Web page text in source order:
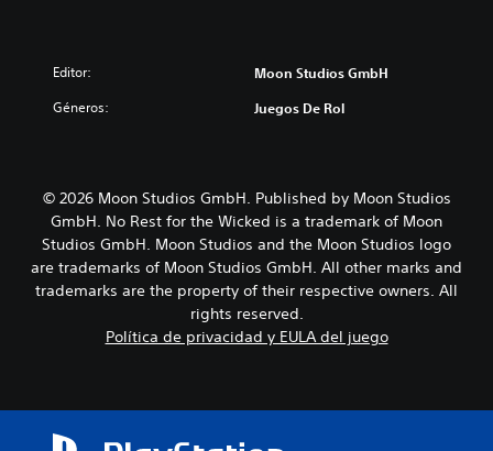
Editor: Moon Studios GmbH
Géneros: Juegos De Rol
© 2026 Moon Studios GmbH. Published by Moon Studios
GmbH. No Rest for the Wicked is a trademark of Moon
Studios GmbH. Moon Studios and the Moon Studios logo
are trademarks of Moon Studios GmbH. All other marks and
trademarks are the property of their respective owners. All
rights reserved.
Política de privacidad y EULA del juego